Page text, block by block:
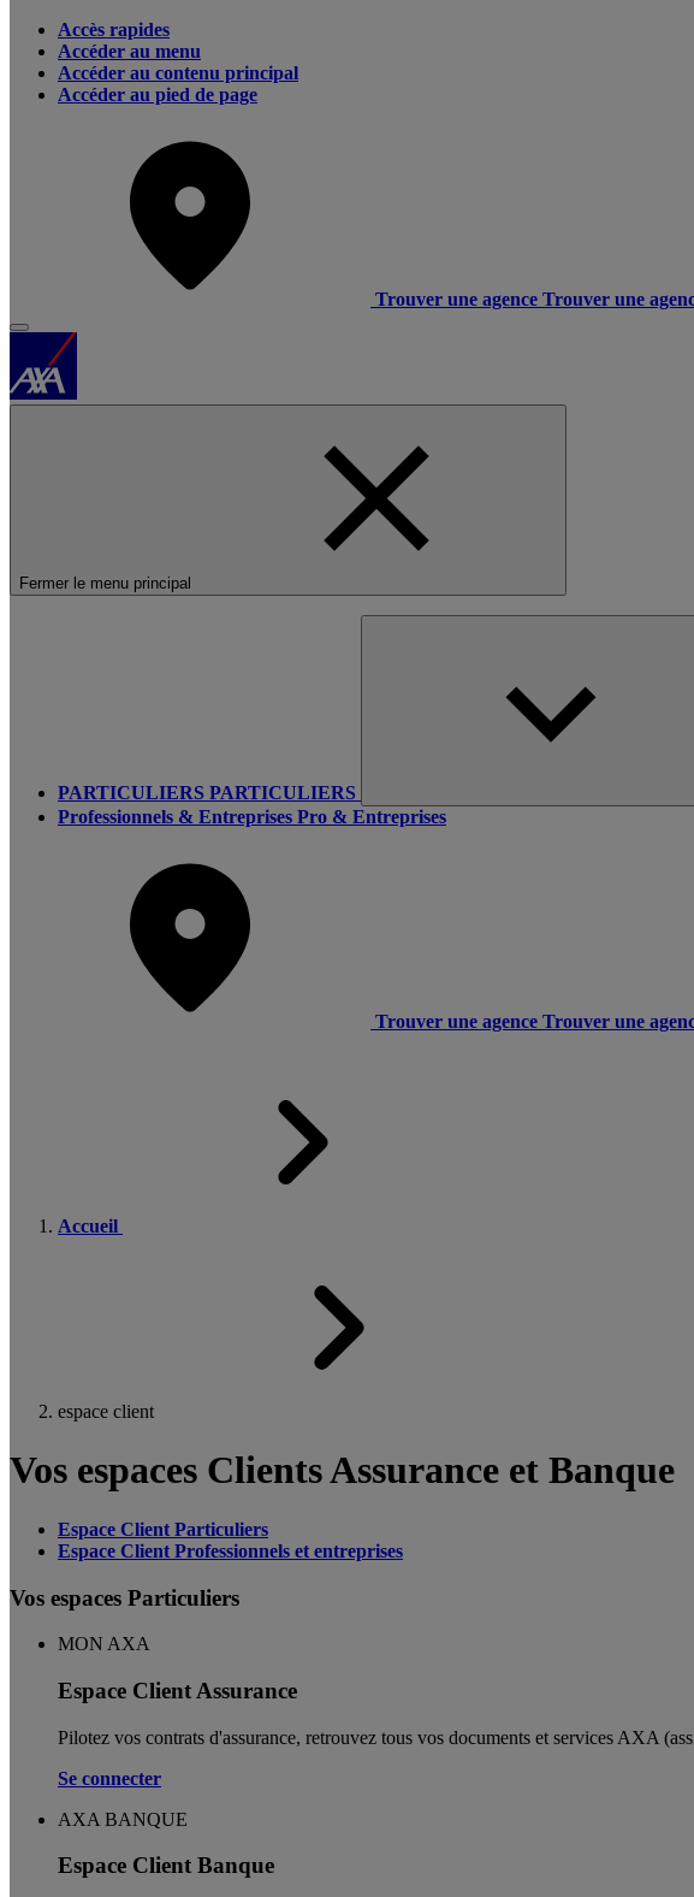
Accès rapides
Accéder au menu
Accéder au contenu principal
Accéder au pied de page
Trouver une agence Trouver une
Fermer le menu principal
PARTICULIERS PARTICULIERS
Professionnels & Entreprises Pro & Entreprises
Trouver une agence Trouver une
Accueil
espace client
Vos espaces Clients Assurance et Banque
Espace Client Particuliers
Espace Client Professionnels et entreprises
Vos espaces Particuliers
MON AXA
Espace Client Assurance
Pilotez vos contrats d'assurance, retrouvez tous vos documents et services AXA
Se connecter
AXA BANQUE
Espace Client Banque